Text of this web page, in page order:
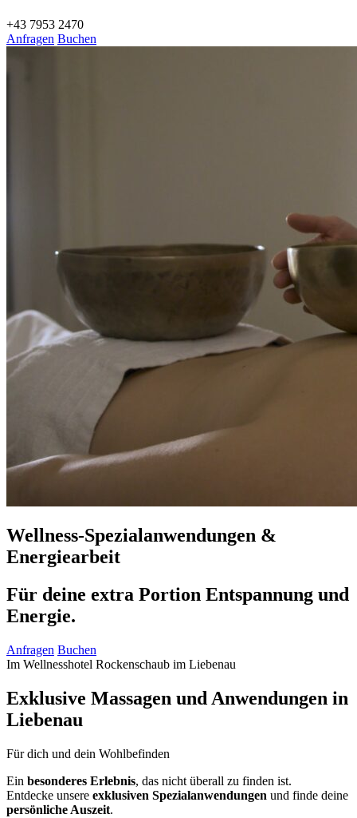
+43 7953 2470
Anfragen Buchen
Wellness-Spezialanwendungen &
Energiearbeit
Für deine extra Portion Entspannung und
Energie.
Anfragen Buchen
Im Wellnesshotel Rockenschaub im Liebenau
Exklusive Massagen und Anwendungen in
Liebenau
Für dich und dein Wohlbefinden
Ein besonderes Erlebnis, das nicht überall zu finden ist.
Entdecke unsere exklusiven Spezialanwendungen und finde deine
persönliche Auszeit.